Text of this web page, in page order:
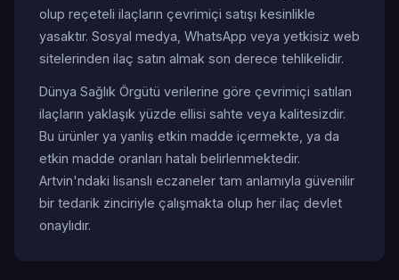
olup reçeteli ilaçların çevrimiçi satışı kesinlikle
yasaktır. Sosyal medya, WhatsApp veya yetkisiz web
sitelerinden ilaç satın almak son derece tehlikelidir.
Dünya Sağlık Örgütü verilerine göre çevrimiçi satılan
ilaçların yaklaşık yüzde ellisi sahte veya kalitesizdir.
Bu ürünler ya yanlış etkin madde içermekte, ya da
etkin madde oranları hatalı belirlenmektedir.
Artvin'ndaki lisanslı eczaneler tam anlamıyla güvenilir
bir tedarik zinciriyle çalışmakta olup her ilaç devlet
onaylıdır.